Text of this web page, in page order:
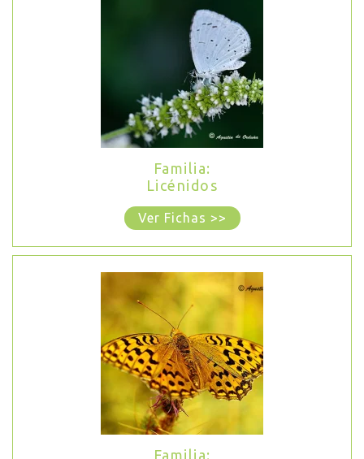
Familia:
Licénidos
Ver Fichas >>
Familia: